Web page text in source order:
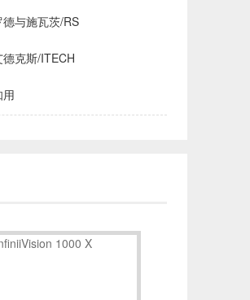
德与施瓦茨/RS
德克斯/ITECH
用
科/WAYNE KERR